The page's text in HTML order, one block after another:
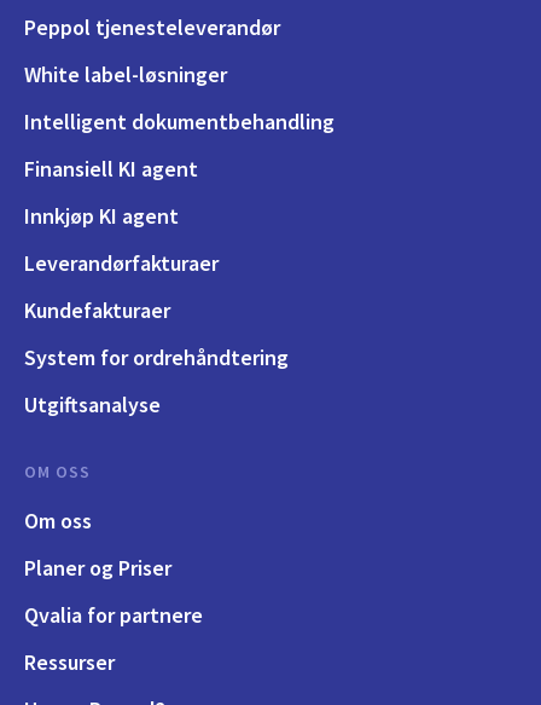
Peppol tjenesteleverandør
White label-løsninger
Intelligent dokumentbehandling
Finansiell KI agent
Innkjøp KI agent
Leverandørfakturaer
Kundefakturaer
System for ordrehåndtering
Utgiftsanalyse
OM OSS
Om oss
Planer og Priser
Qvalia for partnere
Ressurser